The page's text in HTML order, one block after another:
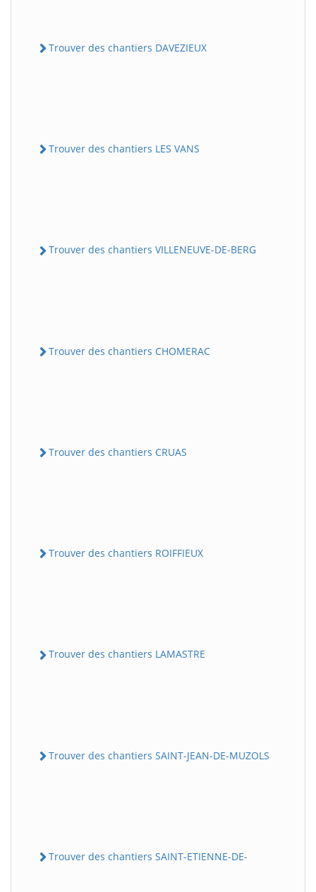
Trouver des chantiers DAVEZIEUX
Trouver des chantiers LES VANS
Trouver des chantiers VILLENEUVE-DE-BERG
Trouver des chantiers CHOMERAC
Trouver des chantiers CRUAS
Trouver des chantiers ROIFFIEUX
Trouver des chantiers LAMASTRE
Trouver des chantiers SAINT-JEAN-DE-MUZOLS
Trouver des chantiers SAINT-ETIENNE-DE-